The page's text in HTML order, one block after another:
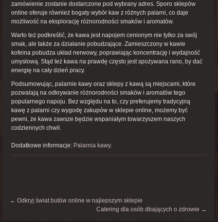
zamówienie zostanie dostarczone pod wybrany adres. Sporo sklepów
online oferuje również bogaty wybór kaw z różnych palarni, co daje
możliwość na eksplorację różnorodności smaków i aromatów.
Warto też podkreślić, że kawa jest napojem cenionym nie tylko za swój
smak, ale także za działanie pobudzające. Zamieszczony w kawie
kofeina pobudza układ nerwowy, poprawiając koncentrację i wydajność
umysłową. Stąd też kawa na prawdę często jest spożywana rano, by dać
energię na cały dzień pracy.
Podsumowując, palarnie kawy oraz sklepy z kawą są miejscami, które
pozwalają na odkrywanie różnorodności smaków i aromatów tego
popularnego napoju. Bez względu na to, czy preferujemy tradycyjną
kawę z palarni czy wygodę zakupów w sklepie online, możemy być
pewni, że kawa zawsze będzie wspaniałym towarzyszem naszych
codziennych chwil.
Dodatkowe informacje: Palarnia kawy.
← Odkryj świat butów online w najlepszym sklepie
Catering dla osób dbających o zdrowie →